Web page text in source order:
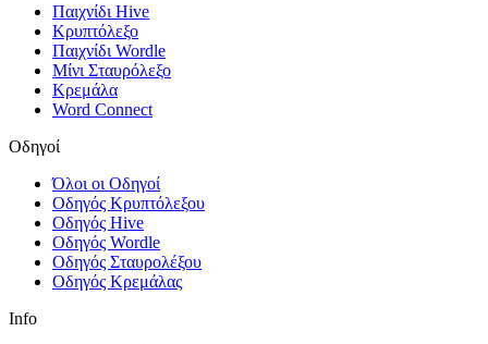
Παιχνίδι Hive
Κρυπτόλεξο
Παιχνίδι Wordle
Μίνι Σταυρόλεξο
Κρεμάλα
Word Connect
Οδηγοί
Όλοι οι Οδηγοί
Οδηγός Κρυπτόλεξου
Οδηγός Hive
Οδηγός Wordle
Οδηγός Σταυρολέξου
Οδηγός Κρεμάλας
Info